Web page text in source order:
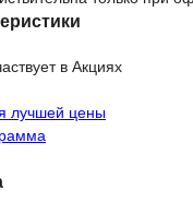
в Акциях
лучшей цены